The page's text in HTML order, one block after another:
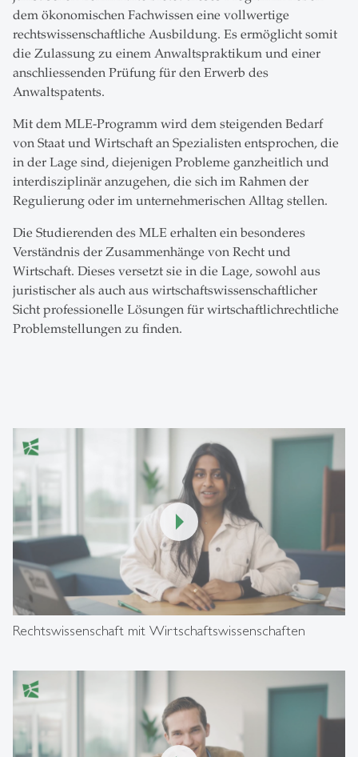
dem ökonomischen Fachwissen eine vollwertige
rechtswissenschaftliche Ausbildung. Es ermöglicht somit
die Zulassung zu einem Anwaltspraktikum und einer
anschliessenden Prüfung für den Erwerb des
Anwaltspatents.
Mit dem MLE-Programm wird dem steigenden Bedarf
von Staat und Wirtschaft an Spezialisten entsprochen, die
in der Lage sind, diejenigen Probleme ganzheitlich und
interdisziplinär anzugehen, die sich im Rahmen der
Regulierung oder im unternehmerischen Alltag stellen.
Die Studierenden des MLE erhalten ein besonderes
Verständnis der Zusammenhänge von Recht und
Wirtschaft. Dieses versetzt sie in die Lage, sowohl aus
juristischer als auch aus wirtschaftswissenschaftlicher
Sicht professionelle Lösungen für wirtschaftlichrechtliche
Problemstellungen zu finden.
00:00/01:04
Rechtswissenschaft mit Wirtschaftswissenschaften